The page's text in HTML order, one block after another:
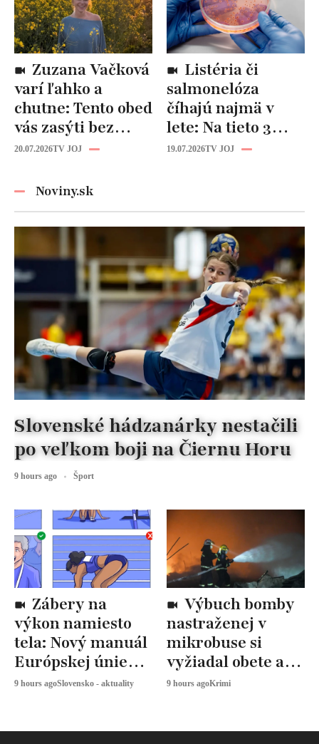
varí ľahko a
chutne: Tento obed
vás zasýti bez
zbytočných kalórií
20.07.2026TV JOJ
salmonelóza
číhajú najmä v
lete: Na tieto 3
pravidlá pri jedle
19.07.2026TV JOJ
Noviny.sk
výkon namiesto
tela: Nový manuál
Európskej únie
určuje, ako
9 hours agoSlovensko - aktuality
nastraženej v
mikrobuse si
vyžiadal obete a
zranených
9 hours agoKrimi
Slovenské hádzanárky nestačili
po veľkom boji na Čiernu Horu
9 hours ago Šport